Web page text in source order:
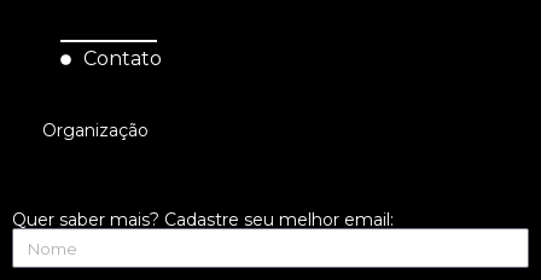
Contato
Organização
Quer saber mais? Cadastre seu melhor email: